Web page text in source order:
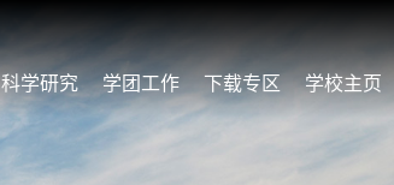
科学研究 学团工作 下载专区 学校主页